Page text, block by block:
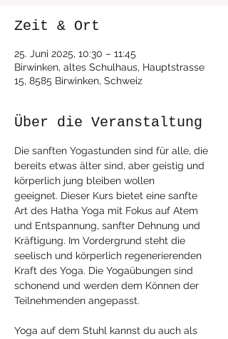
Zeit & Ort
25. Juni 2025, 10:30 – 11:45
Birwinken, altes Schulhaus, Hauptstrasse
15, 8585 Birwinken, Schweiz
Über die Veranstaltung
Die sanften Yogastunden sind für alle, die
bereits etwas älter sind, aber geistig und
körperlich jung bleiben wollen
geeignet. Dieser Kurs bietet eine sanfte
Art des Hatha Yoga mit Fokus auf Atem
und Entspannung, sanfter Dehnung und
Kräftigung. Im Vordergrund steht die
seelisch und körperlich regenerierenden
Kraft des Yoga. Die Yogaübungen sind
schonend und werden dem Können der
Teilnehmenden angepasst.
Yoga auf dem Stuhl kannst du auch als